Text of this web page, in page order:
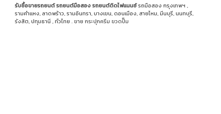
รับซื้อขายรถยนต์รถยนต์มือสองรถยนต์ติดไฟแนนซ์รถมือสอง กรุงเทพฯ ,
รามคำแหง, ลาดพร้าว, รามอินทรา, บางเขน, ดอนเมือง, สายไหม, มีนบุรี, นนทบุรี,
รังสิต, ปทุมธานี , ทั่วไทย . ขาย กระปุกครีม ขวดปั๊ม